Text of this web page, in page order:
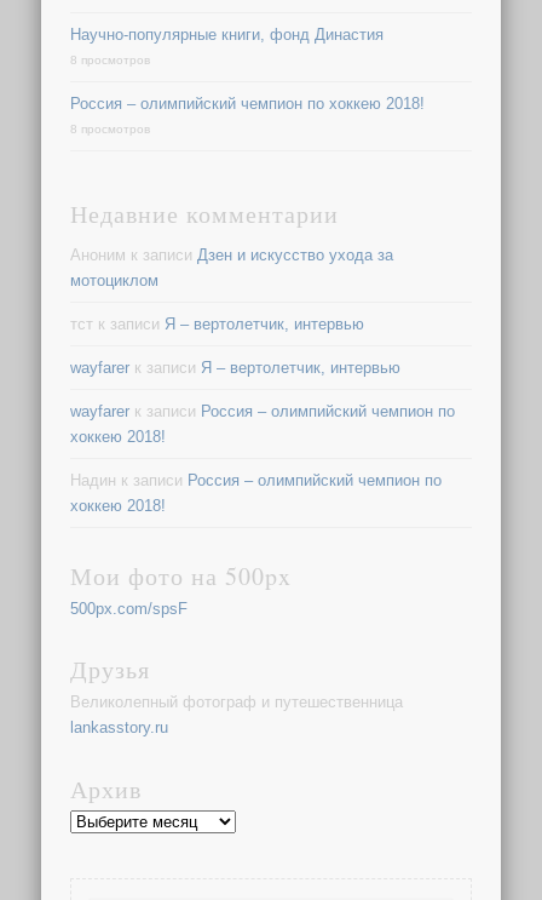
Научно-популярные книги, фонд Династия
8 просмотров
Россия – олимпийский чемпион по хоккею 2018!
8 просмотров
Недавние комментарии
Аноним к записиДзен и искусство ухода за
мотоциклом
тст к записи Я – вертолетчик, интервью
wayfarer к записи Я – вертолетчик, интервью
wayfarer к записи Россия – олимпийский чемпион по
хоккею 2018!
Надин к записи Россия – олимпийский чемпион по
хоккею 2018!
Мои фото на 500px
500px.com/spsF
Друзья
Великолепный фотограф и путешественница
lankasstory.ru
Архив
Архив